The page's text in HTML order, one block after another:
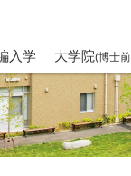
入学 大学院(博士